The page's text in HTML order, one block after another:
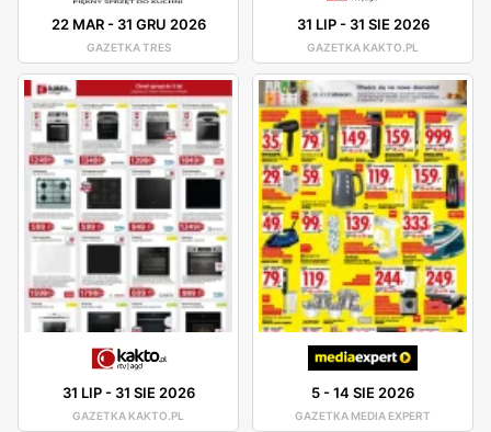
22 MAR- 31 GRU 2026
GAZETKA TRES
31 LIP- 31 SIE 2026
GAZETKA KAKTO.PL
31 LIP- 31 SIE 2026
GAZETKA KAKTO.PL
5-14 SIE 2026
GAZETKA MEDIA EXPERT